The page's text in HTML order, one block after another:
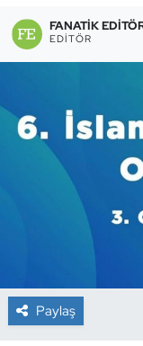
FANATIK
EDITÖR
Paylaş
Briç
Buz Hokeyi
Buz Pateni
Çim Hokeyi
Cimnastik
Curling
Dağcılık